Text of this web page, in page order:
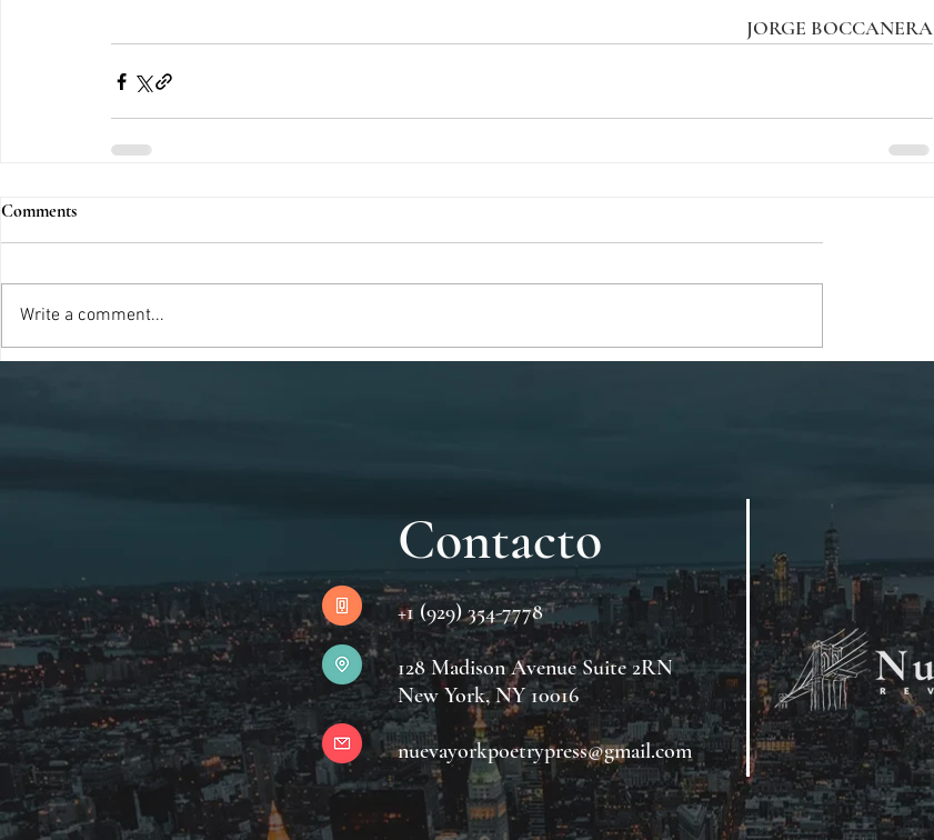
JORGE BOCCANERA
Comments
Write a comment...
Contacto
+1 (929) 354-7778
128 Madison Avenue Suite 2RN
New York, NY 10016
nuevayorkpoetrypress@gmail.com